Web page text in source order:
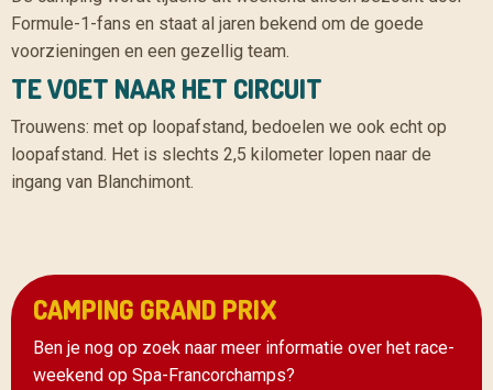
Formule-1-fans en staat al jaren bekend om de goede
voorzieningen en een gezellig team.
TE VOET NAAR HET CIRCUIT
Trouwens: met op loopafstand, bedoelen we ook echt op
loopafstand. Het is slechts 2,5 kilometer lopen naar de
ingang van Blanchimont.
CAMPING GRAND PRIX
Ben je nog op zoek naar meer informatie over het race-
weekend op Spa-Francorchamps?